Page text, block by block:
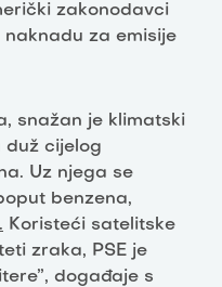
zakonodavci
naknadu za emisije
snažan je klimatski
duž cijelog
Uz njega se
benzena,
Koristeći satelitske
zraka, PSE je
događaje s